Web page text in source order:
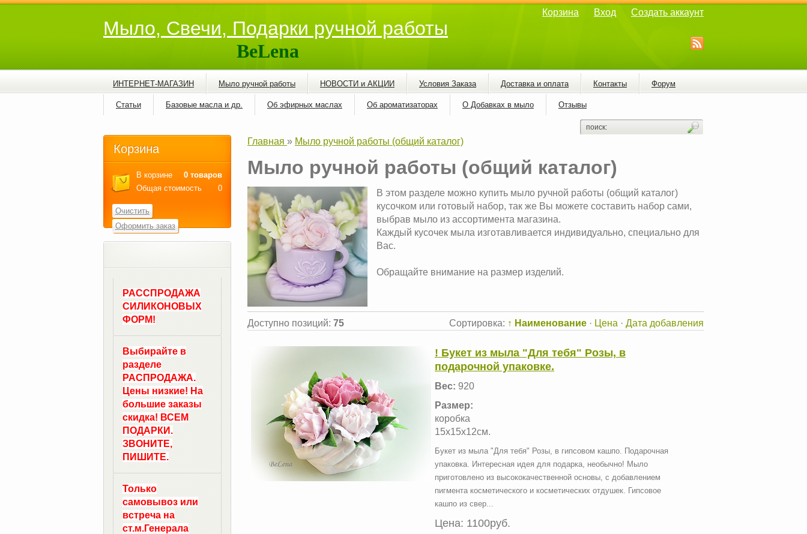
Мыло, Свечи, Подарки ручной работы
BeLena
Корзина Вход Создать аккаунт
ИНТЕРНЕТ-МАГАЗИН Мыло ручной работы НОВОСТИ и АКЦИИ Условия Заказа Доставка и оплата Контакты Форум
Статьи Базовые масла и др. Об эфирных маслах Об ароматизаторах О Добавках в мыло Отзывы
Главная » Мыло ручной работы (общий каталог)
Мыло ручной работы (общий каталог)
В этом разделе можно купить мыло ручной работы (общий каталог)
кусочком или готовый набор, так же Вы можете составить набор сами,
выбрав мыло из ассортимента магазина.
Каждый кусочек мыла изготавливается индивидуально, специально для
Вас.
Обращайте внимание на размер изделий.
Доступно позиций: 75 Сортировка: ↑ Наименование · Цена · Дата добавления
! Букет из мыла "Для тебя" Розы, в
подарочной упаковке.
Вес: 920
Размер:
коробка
15х15х12см.
Букет из мыла "Для тебя" Розы, в гипсовом кашпо. Подарочная
упаковка. Интересная идея для подарка, необычно! Мыло
приготовлено из высококачественной основы, с добавлением
пигмента косметического и косметических отдушек. Гипсовое
кашпо из свер...
Цена: 1100руб.
Корзина
В корзине
0 товаров
Общая стоимость
0
Очистить
Оформить заказ
РАССПРОДАЖА
СИЛИКОНОВЫХ
ФОРМ!
Выбирайте в
разделе
РАСПРОДАЖА.
Цены низкие! На
большие заказы
скидка! ВСЕМ
ПОДАРКИ.
ЗВОНИТЕ,
ПИШИТЕ.
Только
самовывоз или
встреча на
ст.м.Генерала